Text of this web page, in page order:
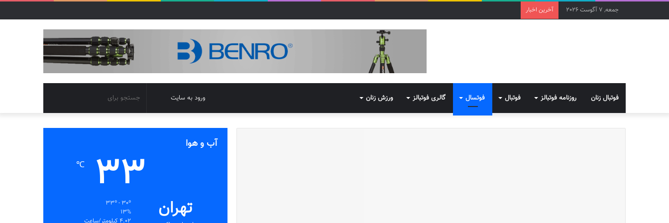
جمعه, 7 آگوست 2026 آخرین اخبار
فوتبال زنان روزنامه فوتبالز فوتبال فوتسال گالری فوتبالز ورزش زنان
برای
تغییر
پوسته
ورود به سایت
آب و هوا
تهران
33
℃
13%
4.02 کیلومتر/ساعت